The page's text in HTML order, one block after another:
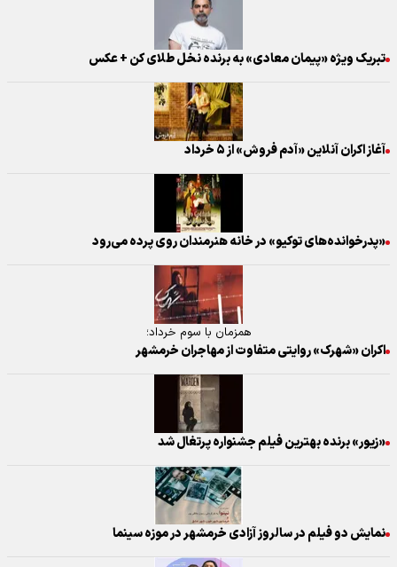
تبریک ویژه «پیمان معادی» به برنده نخل طلای کن + عکس
آغاز اکران آنلاین «آدم فروش» از ۵ خرداد
«پدرخوانده‌های توکیو» ‏در خانه هنرمندان روی پرده می‌رود
همزمان با سوم خرداد؛
اکران «شهرک» روایتی متفاوت از مهاجران خرمشهر
«زیور» برنده بهترین فیلم جشنواره پرتغال شد
نمایش دو فیلم در سالروز آزادی خرمشهر در موزه سینما